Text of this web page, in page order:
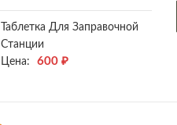
Таблетка Для Заправочной
Станции
Цена:
600 ₽